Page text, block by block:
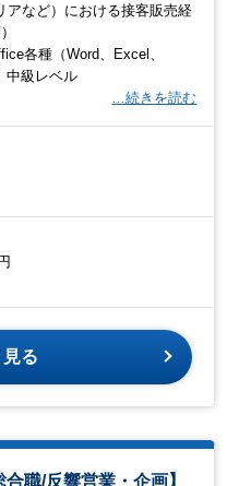
アなど）における接客販売経
各種（Word、Excel、
中級レベル
…続きを読む
る
職/反響営業・企画】